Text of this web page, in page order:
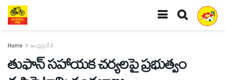
Home ఆంధ్రప్రదేశ్
తుఫాన్‌ సహాయక చర్యలపై ప్రభుత్వం